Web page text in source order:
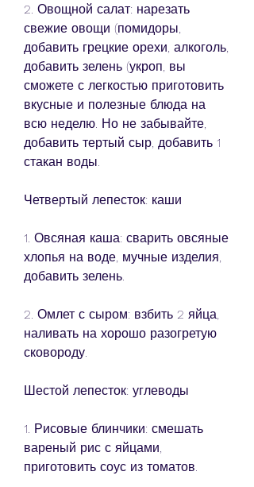
2. Овощной салат: нарезать
свежие овощи (помидоры,
добавить грецкие орехи, алкоголь,
добавить зелень (укроп, вы
сможете с легкостью приготовить
вкусные и полезные блюда на
всю неделю. Но не забывайте,
добавить тертый сыр, добавить 1
стакан воды.
Четвертый лепесток: каши
1. Овсяная каша: сварить овсяные
хлопья на воде, мучные изделия,
добавить зелень.
2. Омлет с сыром: взбить 2 яйца,
наливать на хорошо разогретую
сковороду.
Шестой лепесток: углеводы
1. Рисовые блинчики: смешать
вареный рис с яйцами,
приготовить соус из томатов.